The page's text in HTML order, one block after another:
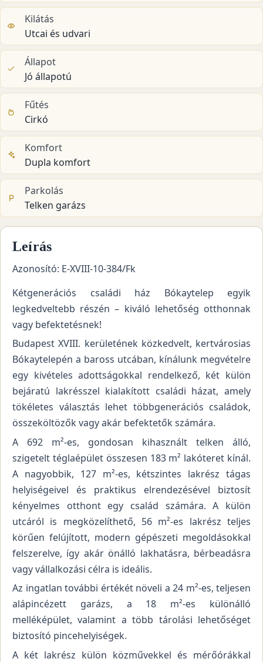
Kilátás
Utcai és udvari
Állapot
Jó állapotú
Fűtés
Cirkó
Komfort
Dupla komfort
Parkolás
Telken garázs
Leírás
Azonosító: E-XVIII-10-384/Fk
Kétgenerációs családi ház Bókaytelep egyik
legkedveltebb részén – kiváló lehetőség otthonnak
vagy befektetésnek!
Budapest XVIII. kerületének közkedvelt, kertvárosias
Bókaytelepén a baross utcában, kínálunk megvételre
egy kivételes adottságokkal rendelkező, két külön
bejáratú lakrésszel kialakított családi házat, amely
tökéletes választás lehet többgenerációs családok,
összeköltözők vagy akár befektetők számára.
A 692 m²-es, gondosan kihasznált telken álló,
szigetelt téglaépület összesen 183 m² lakóteret kínál.
A nagyobbik, 127 m²-es, kétszintes lakrész tágas
helyiségeivel és praktikus elrendezésével biztosít
kényelmes otthont egy család számára. A külön
utcáról is megközelíthető, 56 m²-es lakrész teljes
körűen felújított, modern gépészeti megoldásokkal
felszerelve, így akár önálló lakhatásra, bérbeadásra
vagy vállalkozási célra is ideális.
Az ingatlan további értékét növeli a 24 m²-es, teljesen
alápincézett garázs, a 18 m²-es különálló
melléképület, valamint a több tárolási lehetőséget
biztosító pincehelyiségek.
A két lakrész külön közművekkel és mérőórákkal